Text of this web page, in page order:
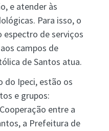
e atender às
Para isso, o
espectro de serviços
campos de
de Santos atua.
do Ipeci, estão os
e grupos:
entre a
a Prefeitura de